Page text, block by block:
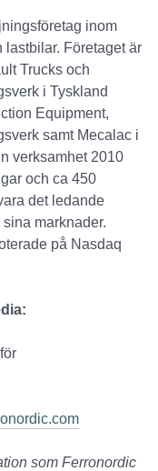
inom
Företaget är
Trucks och
i Tyskland
Equipment,
samt Mecalac i
verksamhet 2010
och ca 450
det ledande
marknader.
på Nasdaq
som Ferronordic